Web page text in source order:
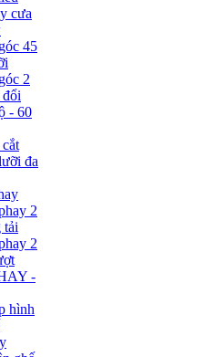
cưa
45
2
- 60
đa
2
tải
2
-
hình